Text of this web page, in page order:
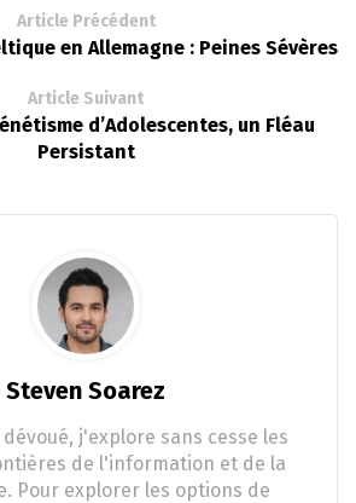
Article Précédent
en Allemagne : Peines Sévères
Article Suivant
d’Adolescentes, un Fléau
Persistant
Steven Soarez
j'explore sans cesse les
de l'information et de la
Pour explorer les options de